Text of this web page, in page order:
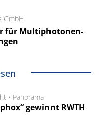
für Multiphotonen-
• Panorama
gewinnt RWTH